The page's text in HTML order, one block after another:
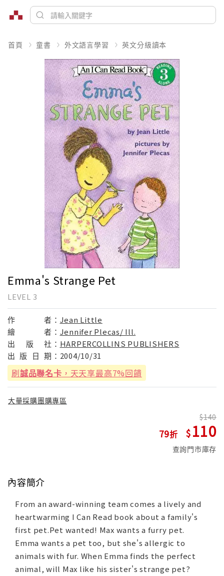
首頁 童書 外文語言學習 英文分級讀本
Emma's Strange Pet
LEVEL 3
作 者： Jean Little
繪
者： Jennifer Plecas/ Ill.
出
版 社： HARPERCOLLINS PUBLISHERS
出 版 日 期： 2004/10/31
刷誠品聯名卡 ，天天享最高7%回饋
大量採購團購專區
79
140
110
查詢門市庫存
內容簡介
From an award-winning team comes a lively and
heartwarming I Can Read book about a family's
first pet.Pet wanted! Max wants a furry pet.
Emma wants a pet too, but she's allergic to
animals with fur. When Emma finds the perfect
animal, will Max like his sister's strange pet?